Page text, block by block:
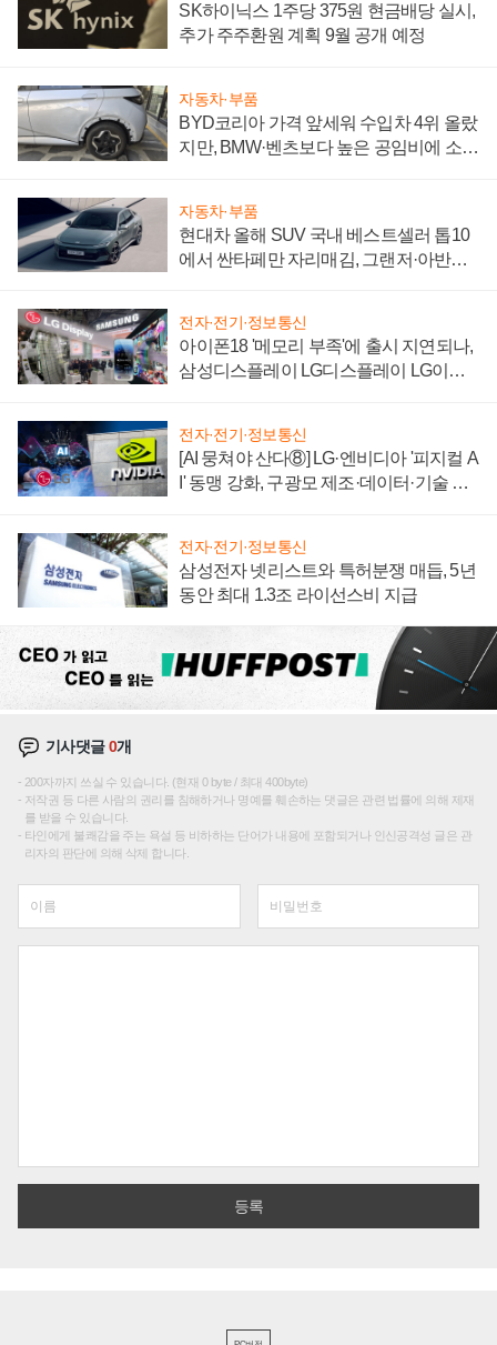
SK하이닉스 1주당 375원 현금배당 실시,
추가 주주환원 계획 9월 공개 예정
자동차·부품
BYD코리아 가격 앞세워 수입차 4위 올랐
지만, BMW·벤츠보다 높은 공임비에 소비
자동차·부품
현대차 올해 SUV 국내 베스트셀러 톱10
에서 싼타페만 자리매김, 그랜저·아반떼
전자·전기·정보통신
아이폰18 '메모리 부족'에 출시 지연되나,
삼성디스플레이 LG디스플레이 LG이노
전자·전기·정보통신
[AI 뭉쳐야 산다⑧] LG·엔비디아 '피지컬 A
I' 동맹 강화, 구광모 제조·데이터·기술 결
전자·전기·정보통신
삼성전자 넷리스트와 특허분쟁 매듭, 5년
동안 최대 1.3조 라이선스비 지급
기사댓글0개
200자까지 쓰실 수 있습니다. (현재 0 byte / 최대 400byte)
저작권 등 다른 사람의 권리를 침해하거나 명예를 훼손하는 댓글은 관련 법률에 의해 제재
를 받을 수 있습니다.
타인에게 불쾌감을 주는 욕설 등 비하하는 단어가 내용에 포함되거나 인신공격성 글은 관
리자의 판단에 의해 삭제 합니다.